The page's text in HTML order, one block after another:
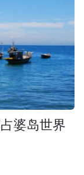
婆岛世界